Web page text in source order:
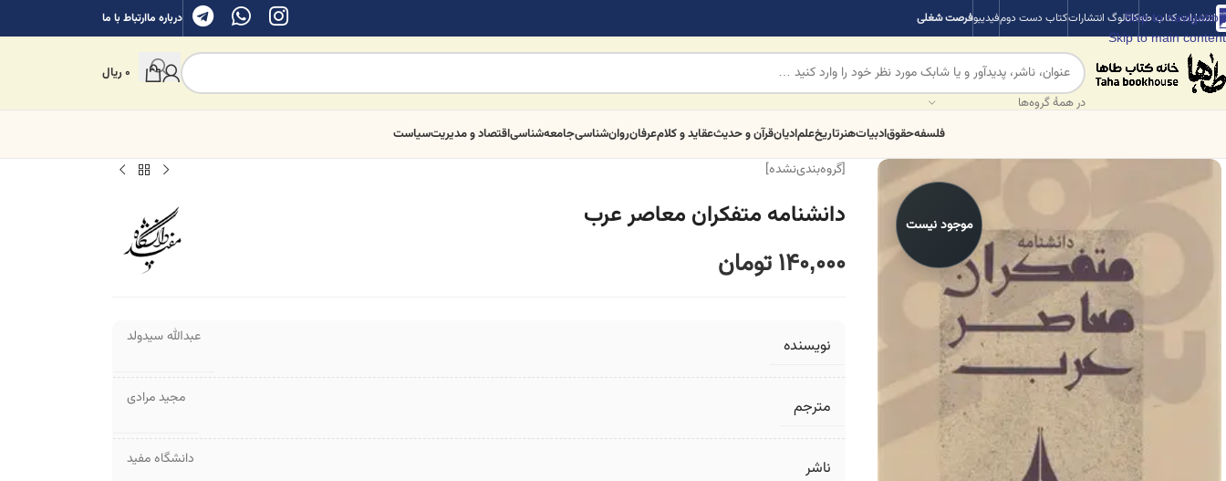
Skip to navigation
Skip to main content
انتشارات کتاب طهکاتالوگ انتشاراتکتاب دست دومفیدیبوفرصت شغلی درباره ماارتباط با ما
در همهٔ گروه‌ها
0ریال
فلسفهحقوقادبیاتهنرتاریخعلمادیانقرآن و حدیثعقاید و کلامعرفانروان‌شناسیجامعه‌شناسیاقتصاد و مدیریتسیاست
موجود نیست
[گروه‌بندی‌نشده]
دانشنامه متفکران معاصر عرب
140,000 تومان
نویسنده عبدالله سیدولد
مترجم مجید مرادی
ناشر دانشگاه مفید